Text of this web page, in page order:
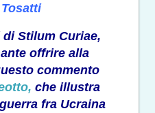
Stilum Curiae,
offrire alla
commento
che illustra
fra Ucraina